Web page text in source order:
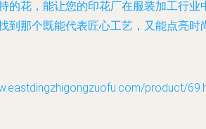
的花，能让您的印花厂在服装加工行
到那个既能代表匠心工艺，又能点亮时
product/